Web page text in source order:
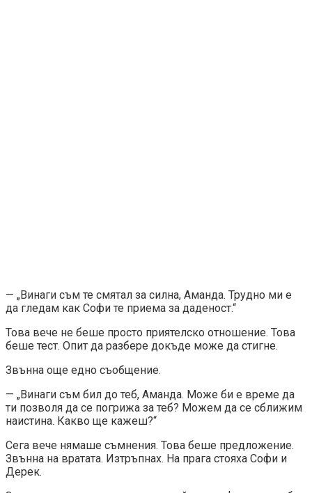
— „Винаги съм те смятал за силна, Аманда. Трудно ми е
да гледам как Софи те приема за даденост.“
Това вече не беше просто приятелско отношение. Това
беше тест. Опит да разбере докъде може да стигне.
Звънна още едно съобщение.
— „Винаги съм бил до теб, Аманда. Може би е време да
ти позволя да се погрижа за теб? Можем да се сближим
наистина. Какво ще кажеш?“
Сега вече нямаше съмнения. Това беше предложение.
Звънна на вратата. Изтръпнах. На прага стояха Софи и
Дерек.